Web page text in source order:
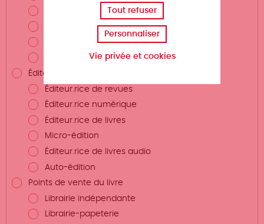
Conteur (auteur)
Traducteur.rice
Éditeurs.rices et structures éditrices
Éditeur.rice de revues
Éditeur.rice numérique
Éditeur.rice de livres
Micro-édition
Éditeur.rice de livres audio
Auto-édition
Points de vente du livre
Librairie indépendante
Librairie-papeterie
Tout refuser
Personnaliser
Vie privée et cookies